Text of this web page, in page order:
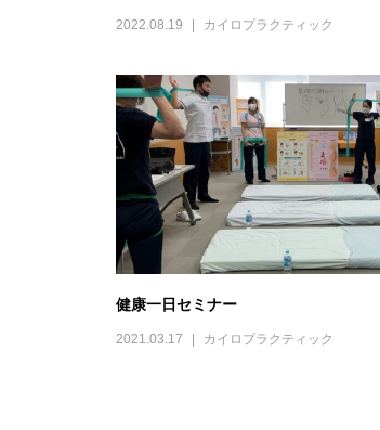
2022.08.19 カイロプラクティック
健康一日セミナー
2021.03.17 カイロプラクティック